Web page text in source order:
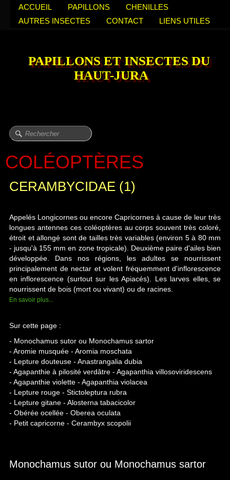
ACCUEIL PAPILLONS
CHENILLES
AUTRES INSECTES
CONTACT LIENS UTILES
PAPILLONS ET INSECTES DU
HAUT-JURA
COLÉOPTÈRES
CERAMBYCIDAE (1)
Appelés Longicornes ou encore Capricornes à cause de leur très
longues antennes ces coléoptères au corps souvent très coloré,
étroit et allongé sont de tailles très variables (environ 5 à 80 mm
- jusqu'à 155 mm en zone tropicale). Deuxième paire d'ailes bien
développée. Dans nos régions, les adultes se nourrissent
principalement de nectar et volent fréquemment d'inflorescence
en inflorescence (surtout sur les Apiacés). Les larves elles, se
nourrissent de bois (mort ou vivant) ou de racines.
En savoir plus...
Sur cette page :
- Monochamus sutor ou Monochamus sartor
- Aromie musquée - Aromia moschata
- Lepture douteuse - Anastrangalia dubia
- Agapanthie à pilosité verdâtre - Agapanthia villosoviridescens
- Agapanthie violette - Agapanthia violacea
- Lepture rouge - Stictoleptura rubra
- Lepture gitane - Alosterna tabacicolor
- Obérée ocellée - Oberea oculata
- Petit capricorne - Cerambyx scopolii
Monochamus sutor ou Monochamus sartor